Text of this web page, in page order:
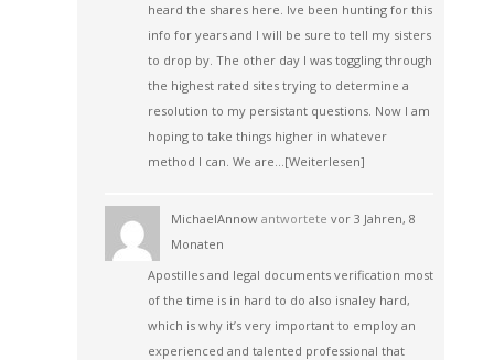
heard the shares here. Ive been hunting for this
info for years and I will be sure to tell my sisters
to drop by. The other day I was toggling through
the highest rated sites trying to determine a
resolution to my persistant questions. Now I am
hoping to take things higher in whatever
method I can. We are…[Weiterlesen]
MichaelAnnowantwortete vor 3 Jahren, 8
Monaten
Apostilles and legal documents verification most
of the time is in hard to do also isnaley hard,
which is why it’s very important to employ an
experienced and talented professional that